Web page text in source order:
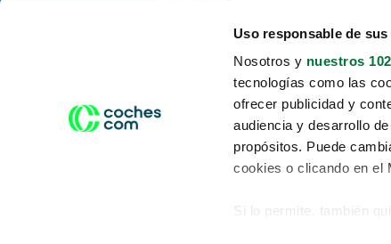
Uso responsable de
Nosotros y nuestros
tecnologías como las
ofrecer publicidad y
audiencia y desarrollo
propósitos. Puede
cookies o clicando en el
Si lo permite, también
Conduce tu futuro,
desata tu movilidad